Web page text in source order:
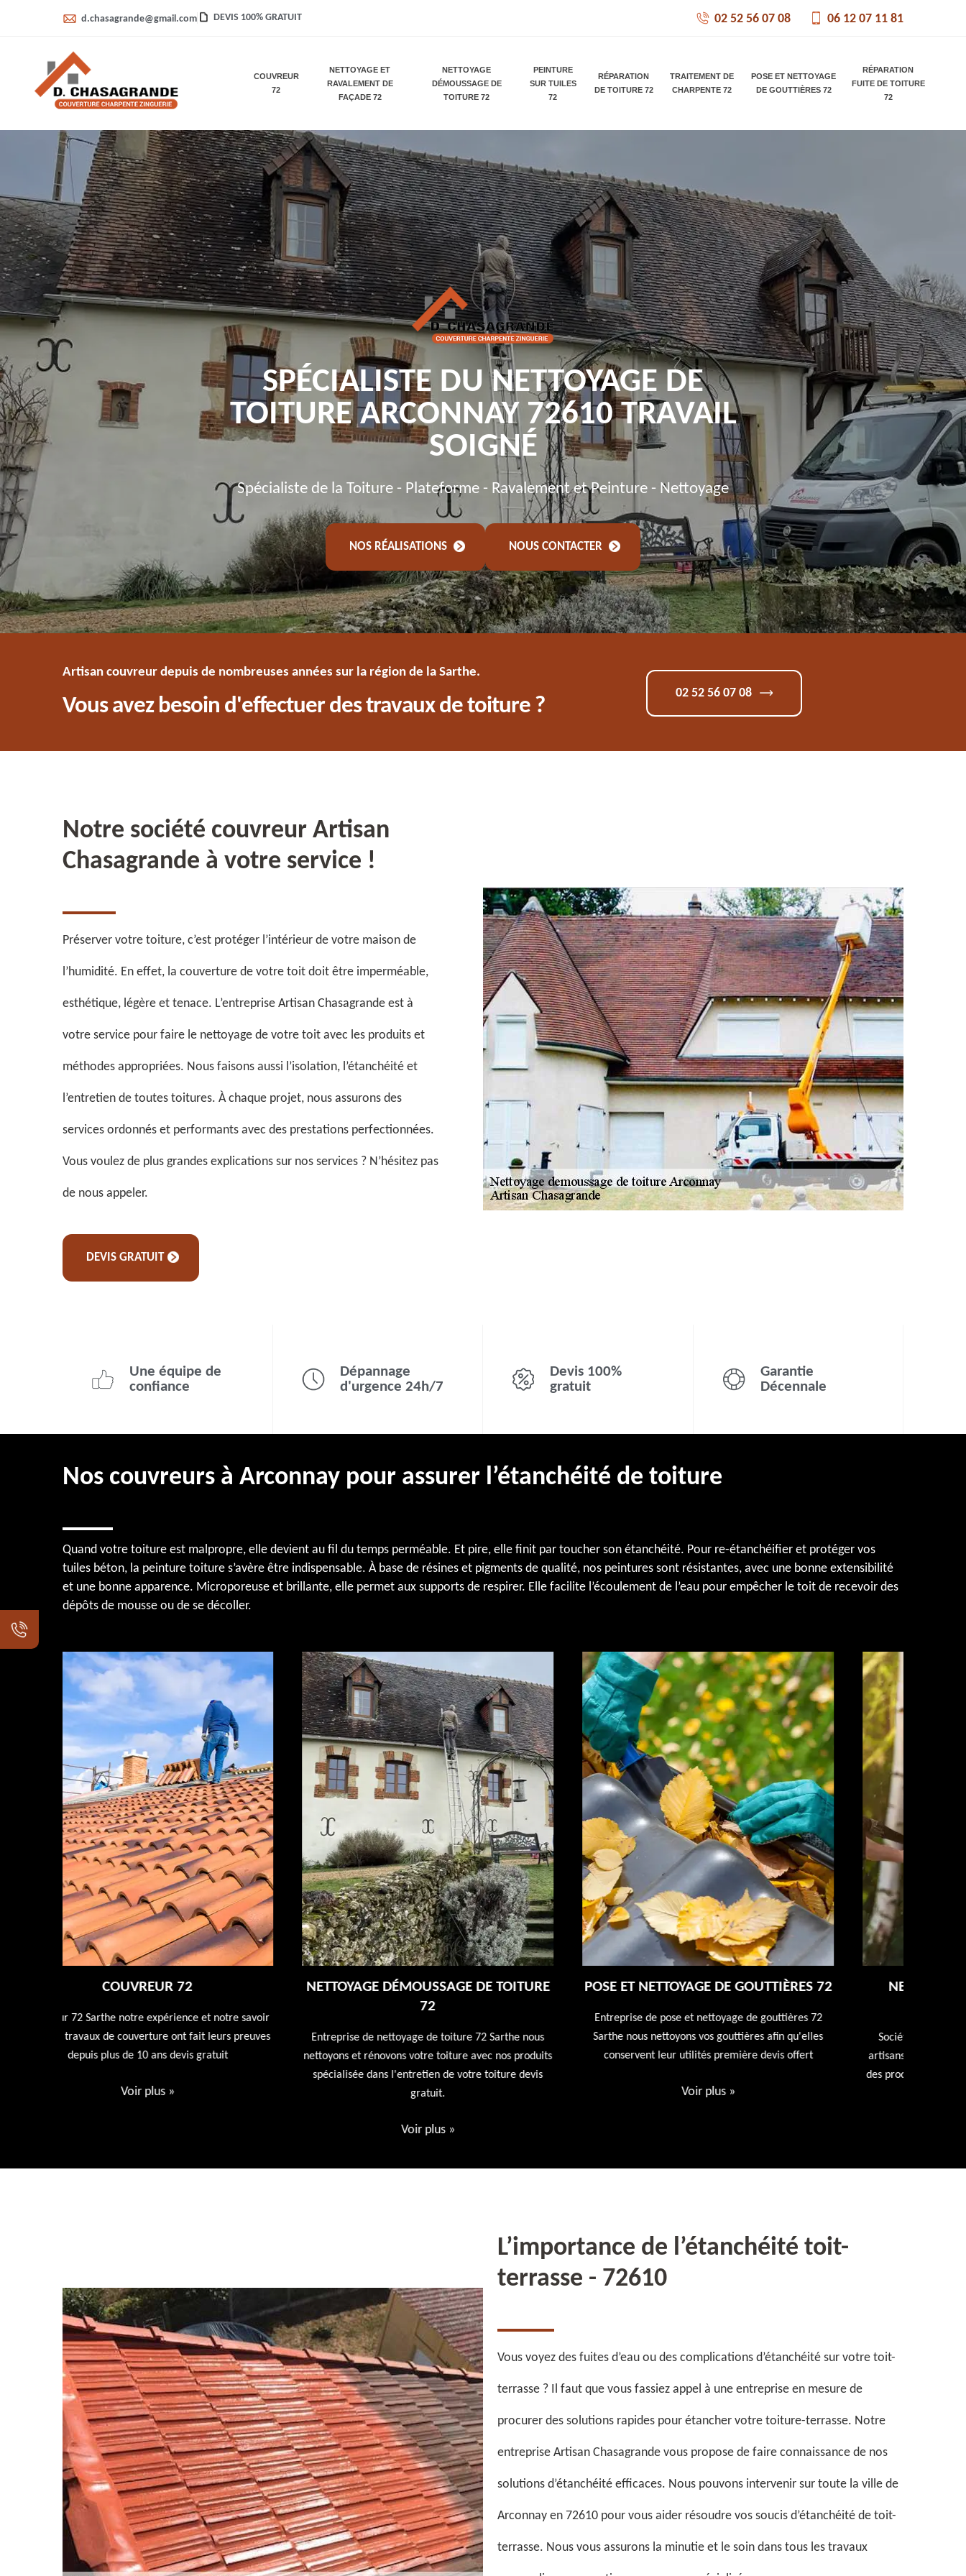
d.chasagrande@gmail.com DEVIS 100% GRATUIT 02 52 56 07 08 06 12 07 11 81
COUVREUR
72
NETTOYAGE ET
RAVALEMENT DE
FAÇADE 72
NETTOYAGE
DÉMOUSSAGE DE
TOITURE 72
PEINTURE
SUR TUILES
72
RÉPARATION
DE TOITURE 72
TRAITEMENT DE
CHARPENTE 72
POSE ET NETTOYAGE
DE GOUTTIÈRES 72
RÉPARATION
FUITE DE TOITURE
72
SPÉCIALISTE DU NETTOYAGE DE
TOITURE ARCONNAY 72610 TRAVAIL
SOIGNÉ
Spécialiste de la Toiture - Plateforme - Ravalement et Peinture - Nettoyage
NOS RÉALISATIONS NOUS CONTACTER
Artisan couvreur depuis de nombreuses années sur la région de la Sarthe.
Vous avez besoin d'effectuer des travaux de toiture ?
02 52 56 07 08
Notre société couvreur Artisan
Chasagrande à votre service !
Préserver votre toiture, c’est protéger l’intérieur de votre maison de
l’humidité. En effet, la couverture de votre toit doit être imperméable,
esthétique, légère et tenace. L’entreprise Artisan Chasagrande est à
votre service pour faire le nettoyage de votre toit avec les produits et
méthodes appropriées. Nous faisons aussi l’isolation, l’étanchéité et
l’entretien de toutes toitures. À chaque projet, nous assurons des
services ordonnés et performants avec des prestations perfectionnées.
Vous voulez de plus grandes explications sur nos services ? N’hésitez pas
de nous appeler.
DEVIS GRATUIT
Une équipe de
confiance
Dépannage
d'urgence 24h/7
Devis 100%
gratuit
Garantie
Décennale
Nos couvreurs à Arconnay pour assurer l’étanchéité de toiture
Quand votre toiture est malpropre, elle devient au fil du temps perméable. Et pire, elle finit par toucher son étanchéité. Pour re-étanchéifier et protéger vos
tuiles béton, la peinture toiture s’avère être indispensable. À base de résines et pigments de qualité, nos peintures sont résistantes, avec une bonne extensibilité
et une bonne apparence. Microporeuse et brillante, elle permet aux supports de respirer. Elle facilite l’écoulement de l’eau pour empêcher le toit de recevoir des
dépôts de mousse ou de se décoller.
NETTOYAGE DÉMOUSSAGE DE TOITURE
Entreprise de nettoyage de toiture 72 Sarthe nous
nettoyons et rénovons votre toiture avec nos produits
spécialisée dans l'entretien de votre toiture devis
POSE ET NETTOYAGE DE GOUTTIÈRES 72
Entreprise de pose et nettoyage de gouttières 72
Sarthe nous nettoyons vos gouttières afin qu'elles
conservent leur utilités première devis offert
NETTOYAGE ET RAVALEMENT DE
Société de ravalement de façade 72 Sarthe nos
artisans expert en ravalement de façade utiliseront
des produits spécialisés. Devis et déplacement offert
L’importance de l’étanchéité toit-
terrasse - 72610
Vous voyez des fuites d’eau ou des complications d’étanchéité sur votre toit-
terrasse ? Il faut que vous fassiez appel à une entreprise en mesure de
procurer des solutions rapides pour étancher votre toiture-terrasse. Notre
entreprise Artisan Chasagrande vous propose de faire connaissance de nos
solutions d’étanchéité efficaces. Nous pouvons intervenir sur toute la ville de
Arconnay en 72610 pour vous aider résoudre vos soucis d’étanchéité de toit-
terrasse. Nous vous assurons la minutie et le soin dans tous les travaux